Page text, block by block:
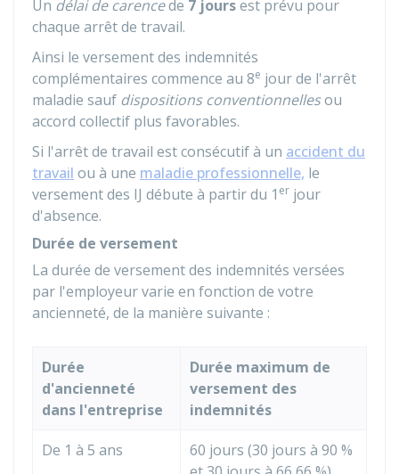
Un délai de carencede 7 joursest prévu pour
chaque arrêt de travail.
Ainsi le versement des indemnités
complémentaires commence au 8e jour de l'arrêt
maladie sauf dispositions conventionnellesou
accord collectif plus favorables.
Si l'arrêt de travail est consécutif à un accident du
travail ou à une maladie professionnelle, le
versement des IJ débute à partir du 1 er jour
d'absence.
Durée de versement
La durée de versement des indemnités versées
par l'employeur varie en fonction de votre
ancienneté, de la manière suivante :
Durée
d'ancienneté
dans l'entreprise
Durée maximum de
versement des
indemnités
De 1 à 5 ans 60 jours (30 jours à 90 %